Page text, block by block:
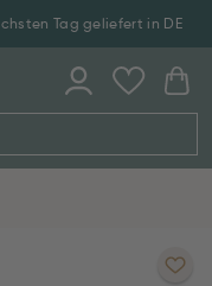
Tag geliefert in DE